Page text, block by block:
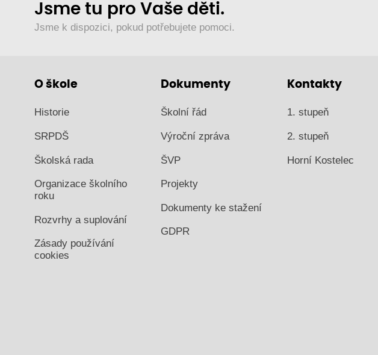
Jsme tu pro Vaše děti.
Jsme k dispozici, pokud potřebujete pomoci.
O škole
Historie
SRPDŠ
Školská rada
Organizace školního
roku
Rozvrhy a suplování
Zásady používání
cookies
Dokumenty
Školní řád
Výroční zpráva
ŠVP
Projekty
Dokumenty ke stažení
GDPR
Kontakty
1. stupeň
2. stupeň
Horní Kostelec